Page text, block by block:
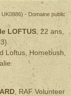
- Domaine public
LOFTUS, 22 ans,
Loftus, Homebush,
, RAF Volunteer